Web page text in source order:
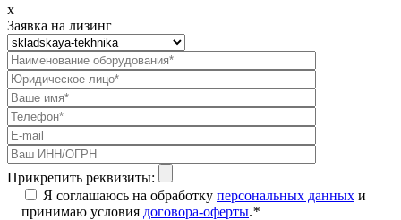
x
Заявка на лизинг
Прикрепить реквизиты:
Я соглашаюсь на обработку персональных данных и
принимаю условия договора-оферты.*